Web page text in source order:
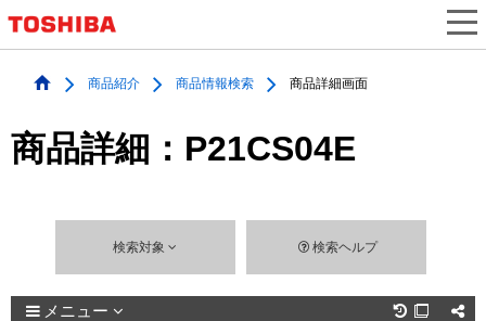
商品紹介 商品情報検索 商品詳細画面
商品詳細：P21CS04E
検索対象 検索ヘルプ
メニュー 